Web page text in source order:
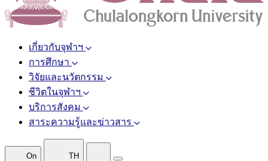
เกี่ยวกับจุฬาฯ
การศึกษา
วิจัยและนวัตกรรม
ชีวิตในจุฬาฯ
บริการสังคม
สาระความรู้และข่าวสาร
On TH